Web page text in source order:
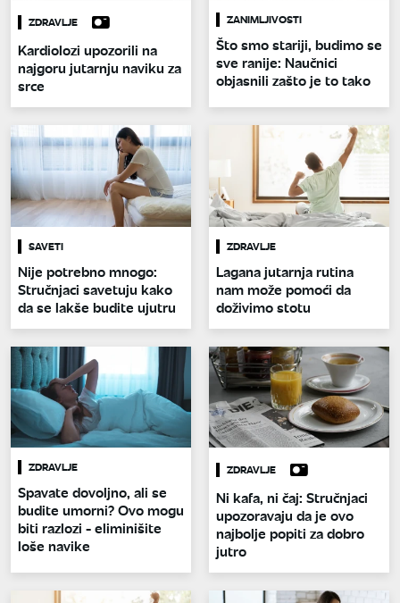
ZDRAVLJE
Kardiolozi upozorili na
najgoru jutarnju naviku za
srce
ZANIMLJIVOSTI
Što smo stariji, budimo se
sve ranije: Naučnici
objasnili zašto je to tako
SAVETI
Nije potrebno mnogo:
Stručnjaci savetuju kako
da se lakše budite ujutru
ZDRAVLJE
Lagana jutarnja rutina
nam može pomoći da
doživimo stotu
ZDRAVLJE
Spavate dovoljno, ali se
budite umorni? Ovo mogu
biti razlozi - eliminišite
loše navike
ZDRAVLJE
Ni kafa, ni čaj: Stručnjaci
upozoravaju da je ovo
najbolje popiti za dobro
jutro